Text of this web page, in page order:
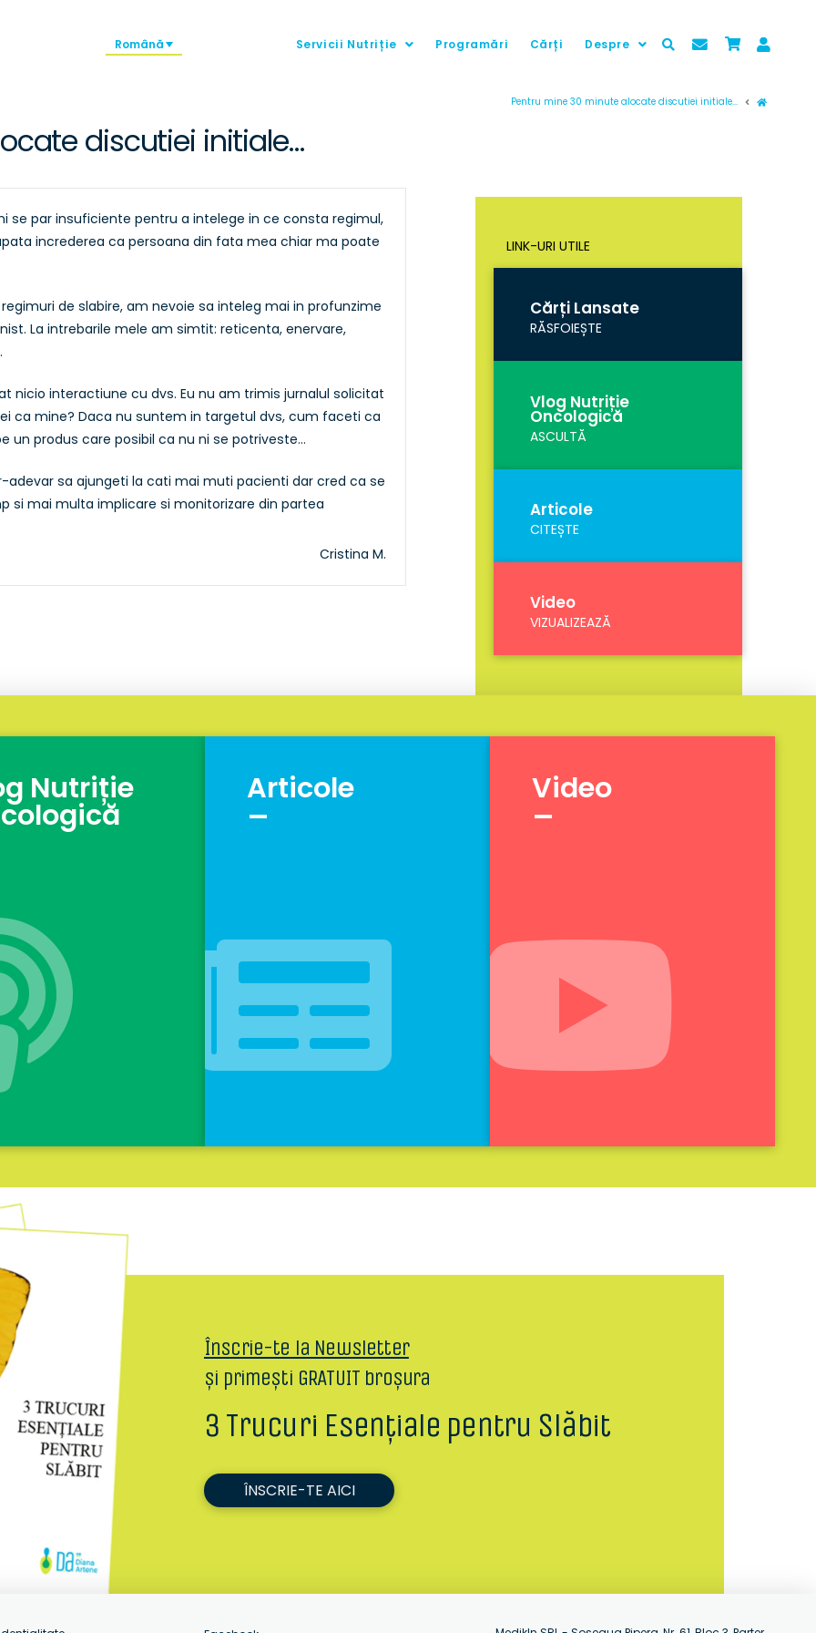
Română Servicii Nutriție Programări Cărți Despre
Prima
Pentru mine 30 minute alocate discutiei initiale...
discutiei initiale…
se par insuficiente pentru a intelege in ce consta regimul,
increderea ca persoana din fata mea chiar ma poate
de slabire, am nevoie sa inteleg mai in profunzime
La intrebarile mele am simtit: reticenta, enervare,
nicio interactiune cu dvs. Eu nu am trimis jurnalul solicitat
ca mine? Daca nu suntem in targetul dvs, cum faceti ca
un produs care posibil ca nu ni se potriveste…
adevar sa ajungeti la cati mai muti pacienti dar cred ca se
si mai multa implicare si monitorizare din partea
Cristina M.
LINK-URI UTILE
Cărți Lansate
RĂSFOIEȘTE
Vlog Nutriție
Oncologică
ASCULTĂ
Articole
CITEȘTE
Video
VIZUALIZEAZĂ
Nutriție Articole
_ Video
_
Înscrie-te la Newsletter
și primești GRATUIT broșura
3 Trucuri Esențiale pentru Slăbit
ÎNSCRIE-TE AICI